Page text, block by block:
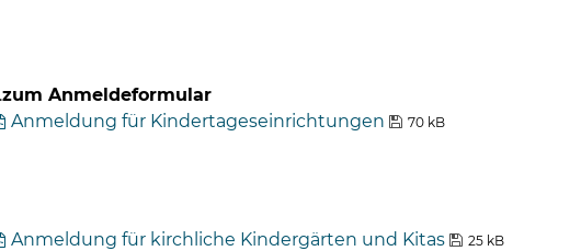
zum Anmeldeformular
Anmeldung für Kindertageseinrichtungen
70 kB
Anmeldung für kirchliche Kindergärten und Kitas 25 kB